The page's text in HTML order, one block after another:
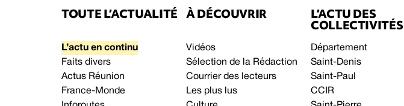
TOUTE L’ACTUALITÉ
L’actu en continu
Faits divers
Actus Réunion
France-Monde
À DÉCOUVRIR
Vidéos
Sélection de la Rédaction
Courrier des lecteurs
Les plus lus
L’ACTU DES
COLLECTIVITÉS
Département
Saint-Denis
Saint-Paul
CCIR